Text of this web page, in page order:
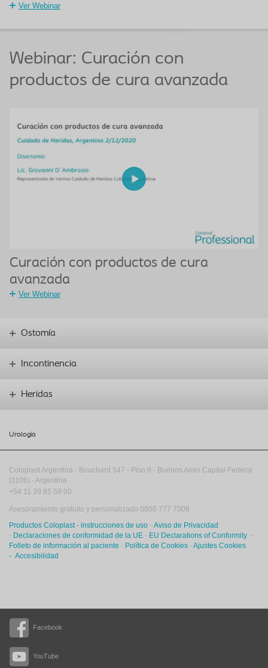
Ver Webinar
Webinar: Curación con
productos de cura avanzada
Curación con productos de cura
avanzada
Ver Webinar
Facebook
YouTube
Ostomía
Incontinencia
Heridas
Urologia
Coloplast Argentina - Bouchard 547 - Piso 8 - Buenos Aires Capital Federal
(1106) - Argentina
+54 11 39 85 59 00
Asesoramiento gratuito y personalizado 0800 777 7008
Productos Coloplast - instrucciones de uso - Aviso de Privacidad
- Declaraciones de conformidad de la UE - EU Declarations of Conformity -
Folleto de información al paciente - Política de Cookies - Ajustes Cookies
- Accesibilidad